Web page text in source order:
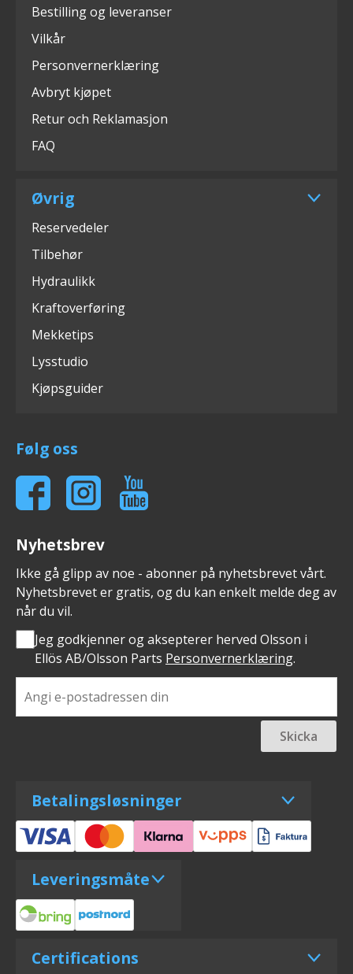
Bestilling og leveranser
Vilkår
Personvernerklæring
Avbryt kjøpet
Retur och Reklamasjon
FAQ
Øvrig
Reservedeler
Tilbehør
Hydraulikk
Kraftoverføring
Mekketips
Lysstudio
Kjøpsguider
Følg oss
Nyhetsbrev
Ikke gå glipp av noe - abonner på nyhetsbrevet vårt.
Nyhetsbrevet er gratis, og du kan enkelt melde deg av
når du vil.
Jeg godkjenner og aksepterer herved Olsson i
Ellös AB/Olsson Parts Personvernerklæring.
Skicka
Betalingsløsninger
Leveringsmåte
Certifications